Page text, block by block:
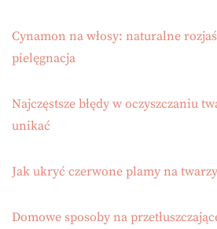
Cynamon na włosy: naturalne
pielęgnacja
Najczęstsze błędy w oczyszczaniu
unikać
Jak ukryć czerwone plamy na
Domowe sposoby na